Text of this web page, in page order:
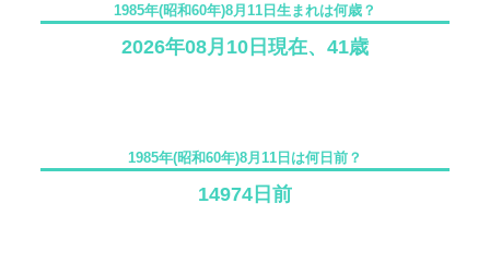
1985年(昭和60年)8月11日生まれは何歳？
2026年08月10日現在、41歳
1985年(昭和60年)8月11日は何日前？
14974日前